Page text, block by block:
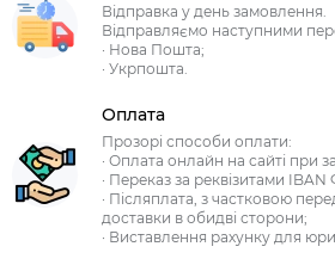
Відправка у день замовлення.
Відправляємо наступними
· Нова Пошта;
· Укрпошта.
Оплата
Прозорі способи оплати:
· Оплата онлайн на сайті при
· Переказ за реквізитами
· Післяплата, з частковою
доставки в обидві сторони;
· Виставлення рахунку для